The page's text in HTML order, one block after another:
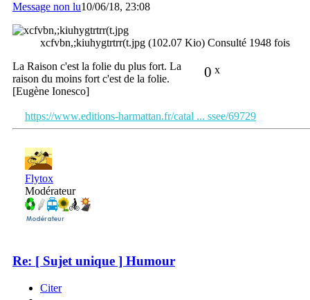
Message non lu10/06/18, 23:08
xcfvbn,;kiuhygtrtrr(t.jpg (102.07 Kio) Consulté 1948 fois
0 x
La Raison c'est la folie du plus fort. La
raison du moins fort c'est de la folie.
[Eugène Ionesco]
https://www.editions-harmattan.fr/catal ... ssee/69729
Flytox
Modérateur
Re: [ Sujet unique ] Humour
Citer